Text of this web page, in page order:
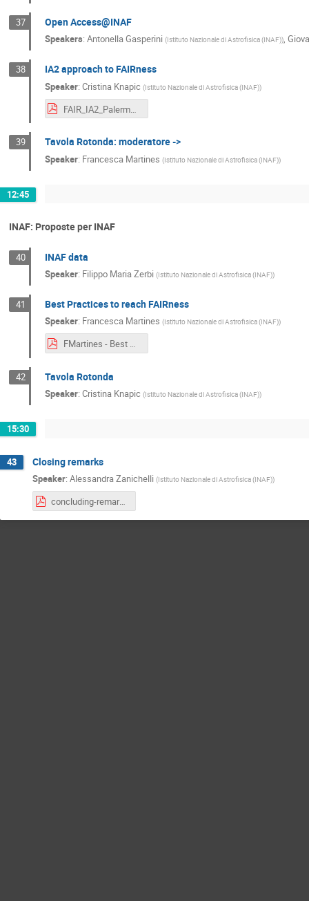
37 Open Access@INAF
Speakers: Antonella Gasperini (Istituto Nazionale di Astrofisica (INAF)),
38 IA2 approach to FAIRness
Speaker: Cristina Knapic (Istituto Nazionale di Astrofisica (INAF))
FAIR_IA2_Palermo_ CK20220526.pdf
39 Tavola Rotonda: moderatore ->
Speaker: Francesca Martines (Istituto Nazionale di Astrofisica (INAF))
12:45
INAF: Proposte per INAF
40 INAF data
Speaker: Filippo Maria Zerbi (Istituto Nazionale di Astrofisica (INAF))
41 Best Practices to reach FAIRness
Speaker: Francesca Martines (Istituto Nazionale di Astrofisica (INAF))
FMartines - Best Practices to reach FAIRness.pdf
42 Tavola Rotonda
Speaker: Cristina Knapic (Istituto Nazionale di Astrofisica (INAF))
15:30
43 Closing remarks
Speaker: Alessandra Zanichelli (Istituto Nazionale di Astrofisica (INAF))
concluding-remarks_v1-english.pdf